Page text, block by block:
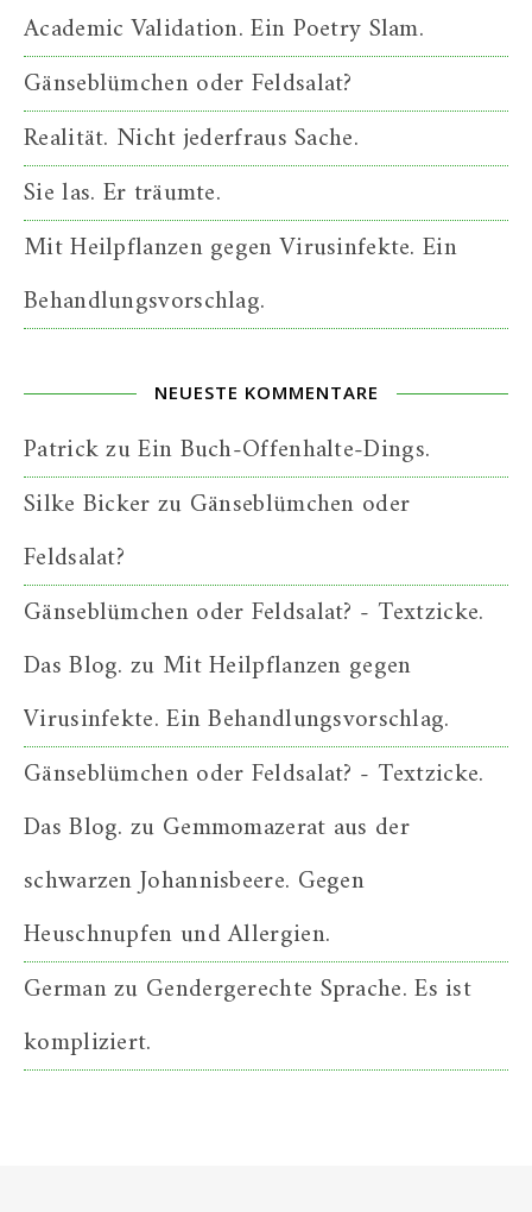
Academic Validation. Ein Poetry Slam.
Gänseblümchen oder Feldsalat?
Realität. Nicht jederfraus Sache.
Sie las. Er träumte.
Mit Heilpflanzen gegen Virusinfekte. Ein
Behandlungsvorschlag.
NEUESTE KOMMENTARE
PatrickzuEin Buch-Offenhalte-Dings.
Silke Bickerzu Gänseblümchen oder
Feldsalat?
Gänseblümchen oder Feldsalat? - Textzicke.
Das Blog. zu Mit Heilpflanzen gegen
Virusinfekte. Ein Behandlungsvorschlag.
Gänseblümchen oder Feldsalat? - Textzicke.
Das Blog. zu Gemmomazerat aus der
schwarzen Johannisbeere. Gegen
Heuschnupfen und Allergien.
Germanzu Gendergerechte Sprache. Es ist
kompliziert.